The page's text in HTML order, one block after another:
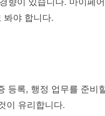
봐야 합니다.
등록, 행정 업무를 준비
이 유리합니다.